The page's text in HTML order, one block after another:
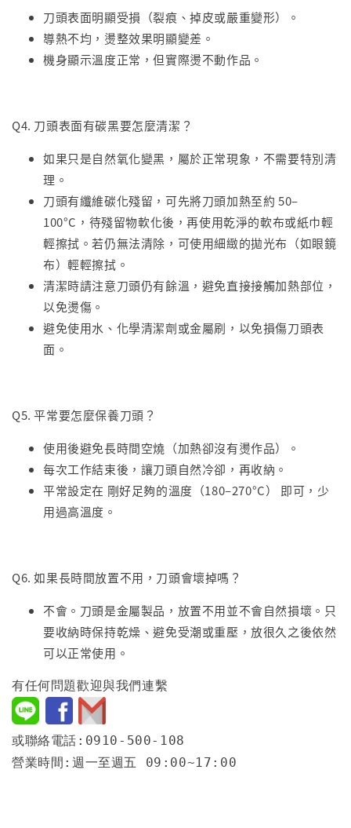
刀頭表面明顯受損（裂痕、掉皮或嚴重變形）。
導熱不均，燙整效果明顯變差。
機身顯示溫度正常，但實際燙不動作品。
Q4. 刀頭表面有碳黑要怎麼清潔？
如果只是自然氧化變黑，屬於正常現象，不需要特別清
理。
刀頭有纖維碳化殘留，可先將刀頭加熱至約 50–
100°C，待殘留物軟化後，再使用乾淨的軟布或紙巾輕
輕擦拭。若仍無法清除，可使用細緻的拋光布（如眼鏡
布）輕輕擦拭。
清潔時請注意刀頭仍有餘溫，避免直接接觸加熱部位，
以免燙傷。
避免使用水、化學清潔劑或金屬刷，以免損傷刀頭表
面。
Q5. 平常要怎麼保養刀頭？
使用後避免長時間空燒（加熱卻沒有燙作品）。
每次工作結束後，讓刀頭自然冷卻，再收納。
平常設定在 剛好足夠的溫度（180–270°C） 即可，少
用過高溫度。
Q6. 如果長時間放置不用，刀頭會壞掉嗎？
不會。刀頭是金屬製品，放置不用並不會自然損壞。只
要收納時保持乾燥、避免受潮或重壓，放很久之後依然
可以正常使用。
有任何問題歡迎與我們連繫
或聯絡電話:0910-500-108
營業時間:週一至週五 09:00~17:00